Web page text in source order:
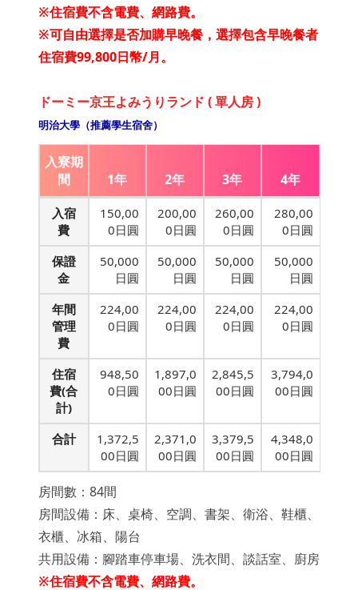
※住宿費不含電費、網路費。
※可自由選擇是否加購早晚餐，選擇包含早晚餐者
住宿費99,800日幣/月。
ドーミー京王よみうりランド ( 單人房 )
明治大學（推薦學生宿舍）
入寮期
間
1年 2年 3年 4年
入宿
費
150,00
0日圓
200,00
0日圓
260,00
0日圓
280,00
0日圓
保證
金
50,000
日圓
50,000
日圓
50,000
日圓
50,000
日圓
年間
管理
費
224,00
0日圓
224,00
0日圓
224,00
0日圓
224,00
0日圓
住宿
費(合
計)
948,50
0日圓
1,897,0
00日圓
2,845,5
00日圓
3,794,0
00日圓
合計
1,372,5
00日圓
2,371,0
00日圓
3,379,5
00日圓
4,348,0
00日圓
房間數：84間
房間設備：床、桌椅、空調、書架、衛浴、鞋櫃、
衣櫃、冰箱、陽台
共用設備：腳踏車停車場、洗衣間、談話室、廚房
※住宿費不含電費、網路費。